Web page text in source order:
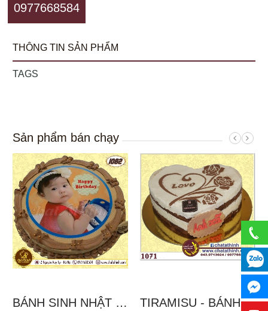
0977668584
THÔNG TIN SẢN PHẨM
TAGS
Sản phẩm bán chạy
BÁNH SINH NHẬT IN... TIRAMISU - BÁNH TẶNG...